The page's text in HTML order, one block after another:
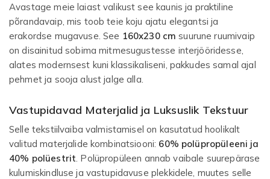
Avastage meie laiast valikust see kaunis ja praktiline
põrandavaip, mis toob teie koju ajatu elegantsi ja
erakordse mugavuse. See 160x230 cm suurune ruumivaip
on disainitud sobima mitmesugustesse interjööridesse,
alates modernsest kuni klassikaliseni, pakkudes samal ajal
pehmet ja sooja alust jalge alla.
Vastupidavad Materjalid ja Luksuslik Tekstuur
Selle tekstiilvaiba valmistamisel on kasutatud hoolikalt
valitud materjalide kombinatsiooni: 60% polüpropüleeni ja
40% polüestrit . Polüpropüleen annab vaibale suurepärase
kulumiskindluse ja vastupidavuse plekkidele, muutes selle